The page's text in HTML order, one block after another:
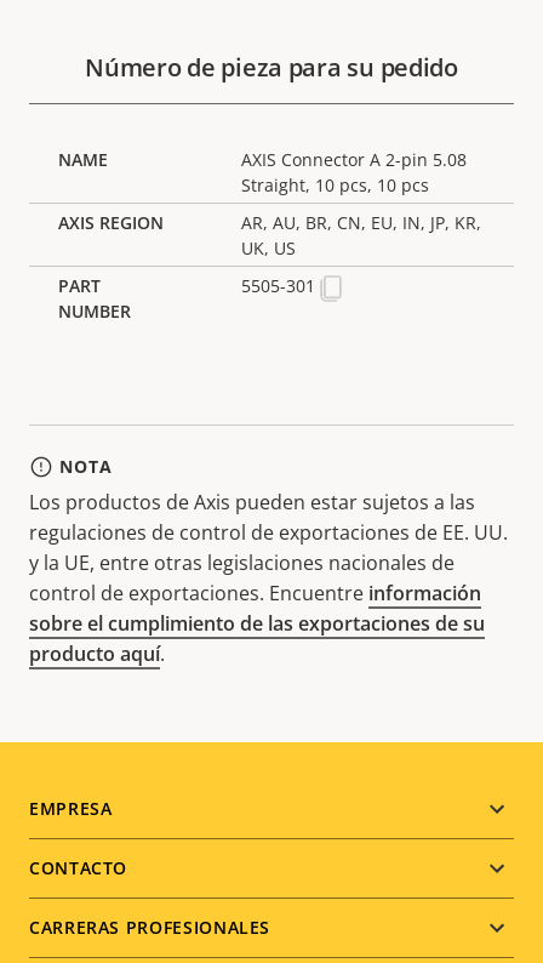
Número de pieza para su pedido
AXIS Connector A 2-pin 5.08
Straight, 10 pcs, 10 pcs
AR, AU, BR, CN, EU, IN, JP, KR,
UK, US
5505-301
NOTA
Los productos de Axis pueden estar sujetos a las
regulaciones de control de exportaciones de EE. UU.
y la UE, entre otras legislaciones nacionales de
control de exportaciones. Encuentre información
sobre el cumplimiento de las exportaciones de su
producto aquí.
Footer
menu
EMPRESA
CONTACTO
CARRERAS PROFESIONALES